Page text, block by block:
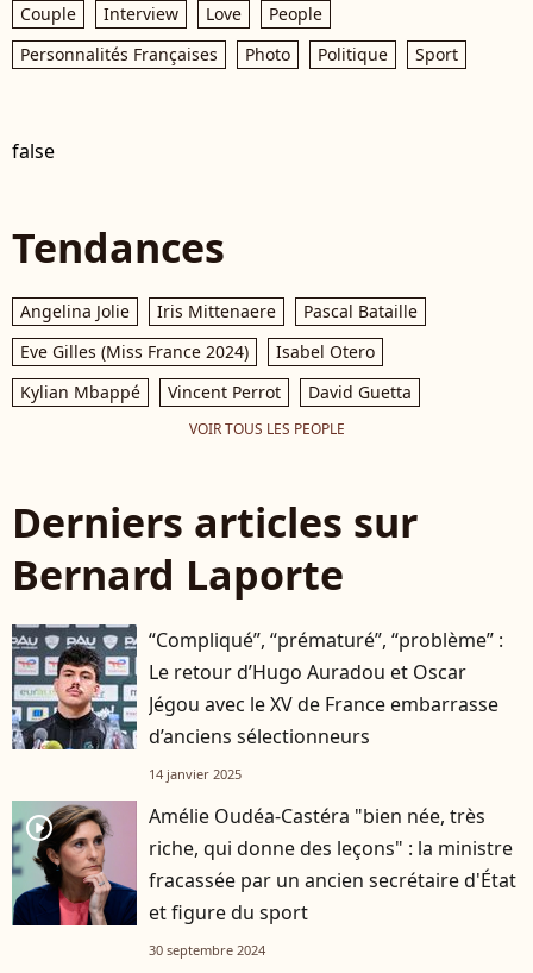
Couple Interview Love
People
Personnalités Françaises
Photo Politique Sport
false
Tendances
Angelina Jolie Iris Mittenaere
Pascal Bataille
Eve Gilles (Miss France 2024)
Isabel Otero
Kylian Mbappé
Vincent Perrot David Guetta
VOIR TOUS LES PEOPLE
Derniers articles sur
Bernard Laporte
“Compliqué”, “prématuré”, “problème” :
Le retour d’Hugo Auradou et Oscar
Jégou avec le XV de France embarrasse
d’anciens sélectionneurs
14 janvier 2025
player2
Amélie Oudéa-Castéra "bien née, très
riche, qui donne des leçons" : la ministre
fracassée par un ancien secrétaire d'État
et figure du sport
30 septembre 2024